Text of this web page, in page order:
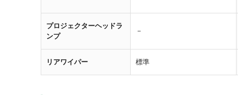
プロジェクターヘッドラ
ンプ
－
リアワイパー 標準